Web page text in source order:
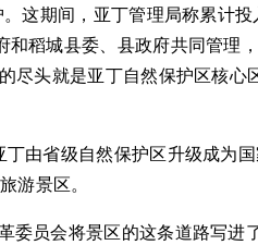
这期间，亚丁管理局称累计
稻城县委、县政府共同管理
尽头就是亚丁自然保护区核心
由省级自然保护区升级成为
游景区。
委员会将景区的这条道路写进